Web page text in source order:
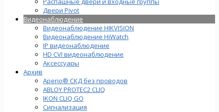
Двери Pivot
Видеонаблюдение
Видеонаблюдение HIKVISION
Видеонаблюдение HiWatch
IP видеонаблюдение
HD CVI видеонаблюдение
Аксессуары
Архив
Aperio® СКД без проводов
ABLOY PROTEC2 CLIQ
IKON CLIQ GO
Сигнализация